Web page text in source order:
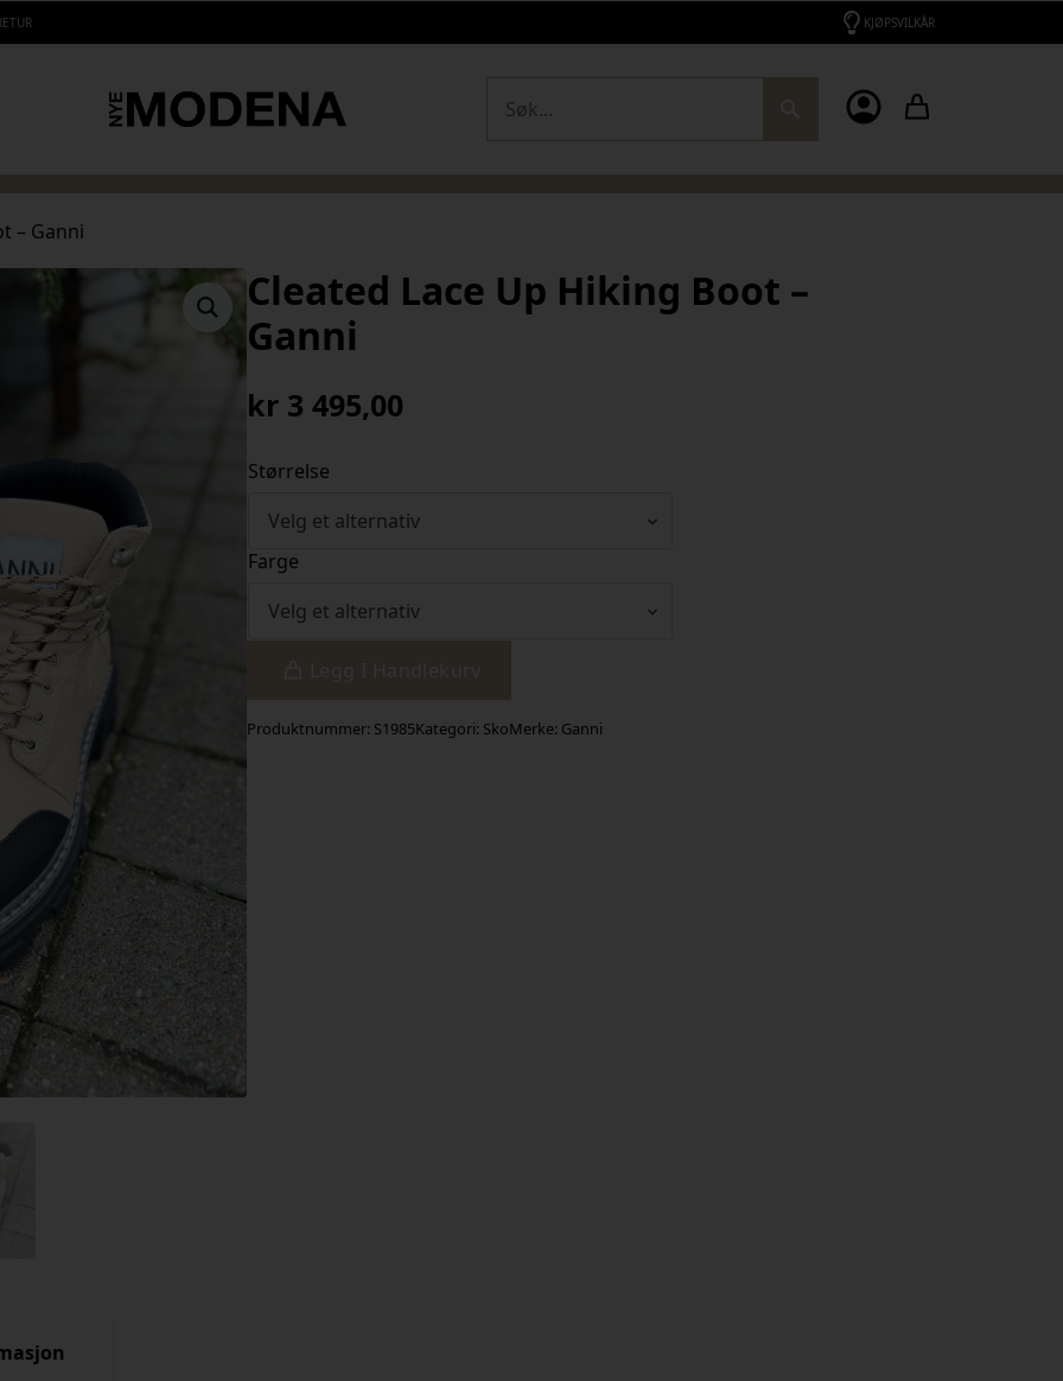
KJØPSVILKÅR
– Ganni
Cleated Lace Up Hiking Boot –
Ganni
kr 3 495,00
Størrelse
Farge
Produktnummer: S1985Kategori: SkoMerke: Ganni